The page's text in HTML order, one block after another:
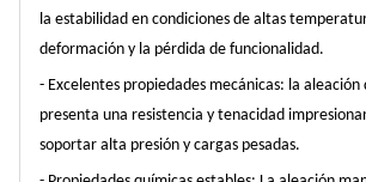
la estabilidad en condiciones de altas
deformación y la pérdida de funcionalidad.
- Excelentes propiedades mecánicas: la aleación
presenta una resistencia y tenacidad
soportar alta presión y cargas pesadas.